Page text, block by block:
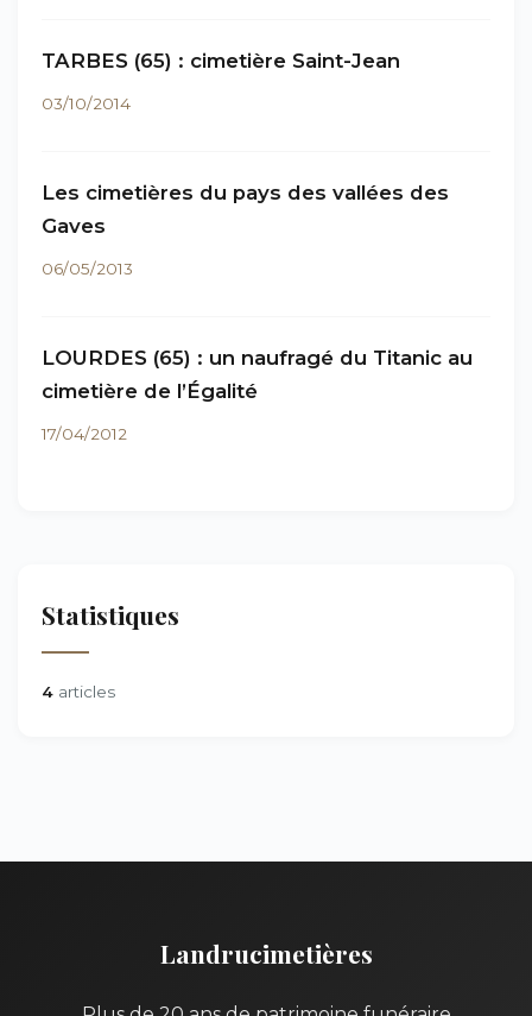
TARBES (65) : cimetière Saint-Jean
03/10/2014
Les cimetières du pays des vallées des
Gaves
06/05/2013
LOURDES (65) : un naufragé du Titanic au
cimetière de l’Égalité
17/04/2012
Statistiques
4 articles
Landrucimetières